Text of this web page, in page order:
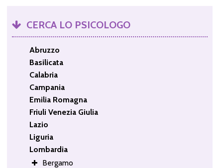
CERCA LO PSICOLOGO
Abruzzo
Basilicata
Calabria
Campania
Emilia Romagna
Friuli Venezia Giulia
Lazio
Liguria
Lombardia
Bergamo